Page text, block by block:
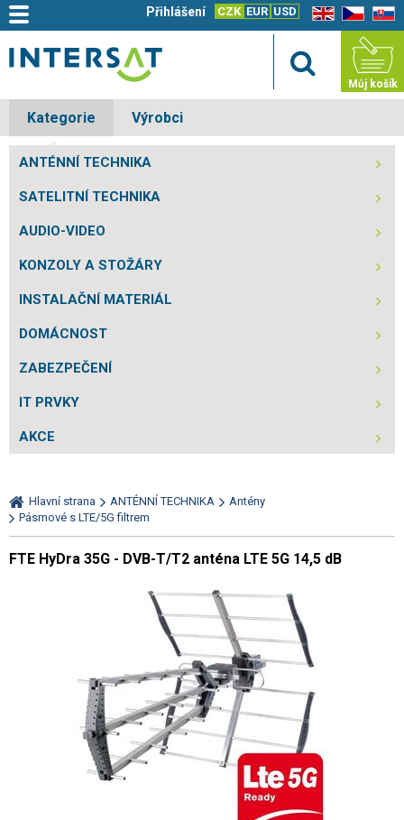
EN CZ SK
CZK EUR USD
Přihlášení
Můj košík
Kategorie Výrobci
ANTÉNNÍ TECHNIKA
SATELITNÍ TECHNIKA
AUDIO-VIDEO
KONZOLY A STOŽÁRY
INSTALAČNÍ MATERIÁL
DOMÁCNOST
ZABEZPEČENÍ
IT PRVKY
AKCE
Hlavní strana ANTÉNNÍ TECHNIKA
Antény
Pásmové s LTE/5G filtrem
FTE HyDra 35G - DVB-T/T2 anténa LTE 5G 14,5 dB